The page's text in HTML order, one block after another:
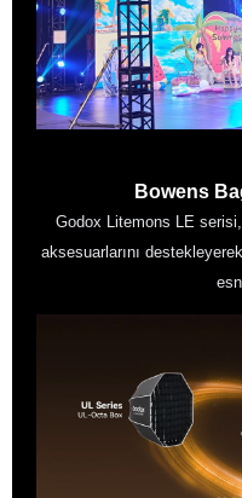
Bowens
Godox Litemons LE
aksesuarlarını